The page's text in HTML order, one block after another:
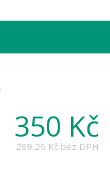
350 Kč
289,26 Kč bez DPH